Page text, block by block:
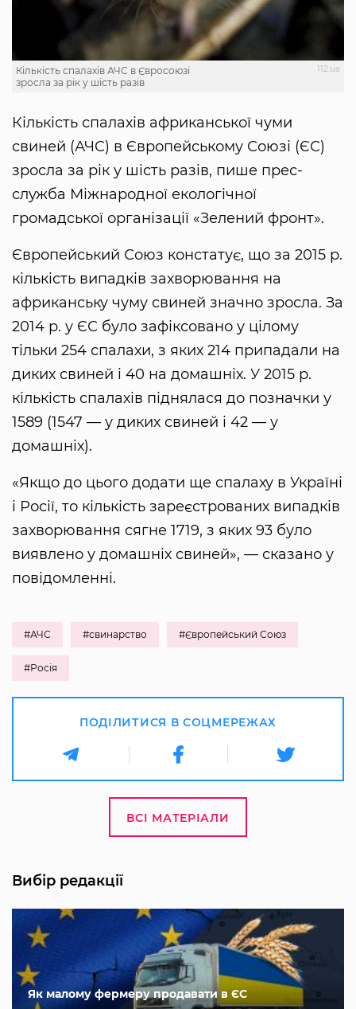
112.ua
Кількість спалахів АЧС в Євросоюзі
зросла за рік у шість разів
Кількість спалахів африканської чуми
свиней (АЧС) в Європейському Союзі (ЄС)
зросла за рік у шість разів, пише прес-
служба Міжнародної екологічної
громадської організації «Зелений фронт».
Європейський Союз констатує, що за 2015 р.
кількість випадків захворювання на
африканську чуму свиней значно зросла. За
2014 р. у ЄС було зафіксовано у цілому
тільки 254 спалахи, з яких 214 припадали на
диких свиней і 40 на домашніх. У 2015 р.
кількість спалахів піднялася до позначки у
1589 (1547 — у диких свиней і 42 — у
домашніх).
«Якщо до цього додати ще спалаху в Україні
і Росії, то кількість зареєстрованих випадків
захворювання сягне 1719, з яких 93 було
виявлено у домашніх свиней», — сказано у
повідомленні.
#АЧС #свинарство #Європейський Союз
#Росія
ПОДІЛИТИСЯ В СОЦМЕРЕЖАХ
ВСІ МАТЕРІАЛИ
Вибір редакції
Як малому фермеру продавати в ЄС